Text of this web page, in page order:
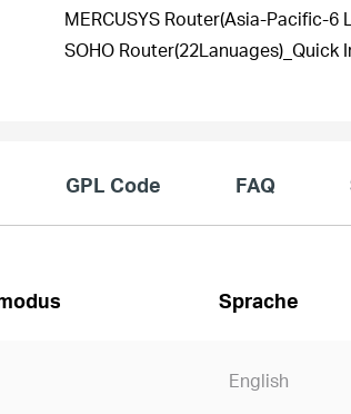
MERCUSYS Router(Asia-Pacific-
SOHO Router(22Lanuages)_Quick
GPL Code FAQ
Sprache
English